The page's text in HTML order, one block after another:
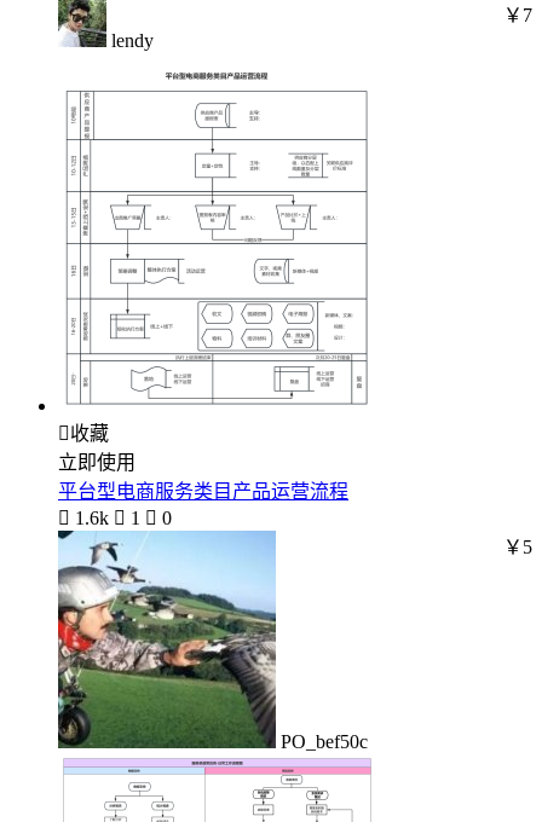
lendy
￥7
收藏
立即使用
平台型电商服务类目产品运营流程
 1.6k  1  0
PO_bef50c
￥5